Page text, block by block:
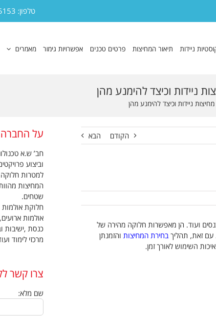
טלפון: 03-5535153
ניידות תיאור המחיצות פרטים טכנים אפשרויות גימור מאמרים
ניידות וכיצד להימנע מהן
ניידות וכיצד להימנע מהן
הקודם הבא
כנסים ועוד. הן מאפשרות חלוקה מהירה של
עם זאת, תהליך בחירת המחיצות והזמנתן
השימוש לאורך זמן.
על החברה
חב’ ש.א
וביצוע
למטרות חלוקה
המחיצות
שטחים.
חלוקת
אולמות
כנסת ,ישיבות
מרכזי לימוד
צרו קשר
שם מלא: